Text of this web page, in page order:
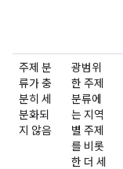
주제 분
류가 충
분히 세
분화되
지 않음
광범위
한 주제
분류에
는 지역
별 주제
를 비롯
한 더 세